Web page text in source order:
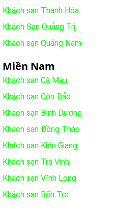
Khách sạn Thanh Hóa
Khách Sạn Quảng Trị
Khách sạn Quảng Nam
Miền Nam
Khách sạn Cà Mau
Khách sạn Côn Đảo
Khách sạn Bình Dương
Khách sạn Đồng Tháp
Khách sạn Kiên Giang
Khách sạn Trà Vinh
Khách sạn Vĩnh Long
Khách sạn Bến Tre